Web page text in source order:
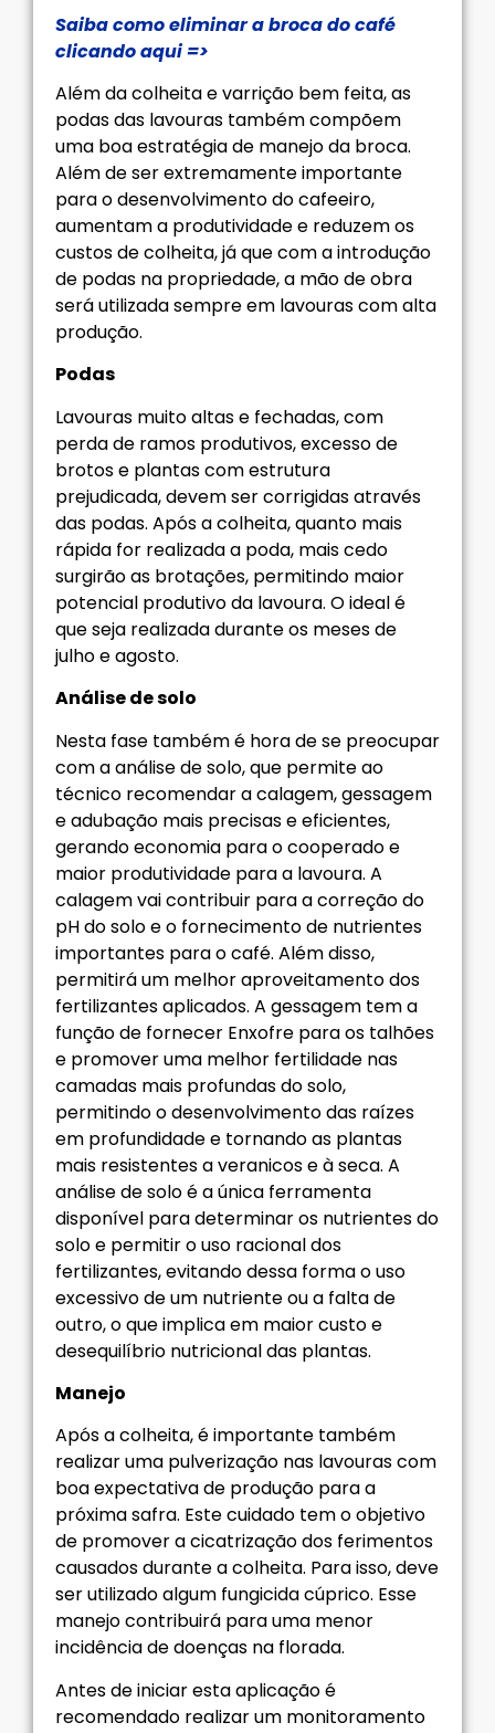
Saiba como eliminar a broca do café
clicando aqui =>
Além da colheita e varrição bem feita, as
podas das lavouras também compõem
uma boa estratégia de manejo da broca.
Além de ser extremamente importante
para o desenvolvimento do cafeeiro,
aumentam a produtividade e reduzem os
custos de colheita, já que com a introdução
de podas na propriedade, a mão de obra
será utilizada sempre em lavouras com alta
produção.
Podas
Lavouras muito altas e fechadas, com
perda de ramos produtivos, excesso de
brotos e plantas com estrutura
prejudicada, devem ser corrigidas através
das podas. Após a colheita, quanto mais
rápida for realizada a poda, mais cedo
surgirão as brotações, permitindo maior
potencial produtivo da lavoura. O ideal é
que seja realizada durante os meses de
julho e agosto.
Análise de solo
Nesta fase também é hora de se preocupar
com a análise de solo, que permite ao
técnico recomendar a calagem, gessagem
e adubação mais precisas e eficientes,
gerando economia para o cooperado e
maior produtividade para a lavoura. A
calagem vai contribuir para a correção do
pH do solo e o fornecimento de nutrientes
importantes para o café. Além disso,
permitirá um melhor aproveitamento dos
fertilizantes aplicados. A gessagem tem a
função de fornecer Enxofre para os talhões
e promover uma melhor fertilidade nas
camadas mais profundas do solo,
permitindo o desenvolvimento das raízes
em profundidade e tornando as plantas
mais resistentes a veranicos e à seca. A
análise de solo é a única ferramenta
disponível para determinar os nutrientes do
solo e permitir o uso racional dos
fertilizantes, evitando dessa forma o uso
excessivo de um nutriente ou a falta de
outro, o que implica em maior custo e
desequilíbrio nutricional das plantas.
Manejo
Após a colheita, é importante também
realizar uma pulverização nas lavouras com
boa expectativa de produção para a
próxima safra. Este cuidado tem o objetivo
de promover a cicatrização dos ferimentos
causados durante a colheita. Para isso, deve
ser utilizado algum fungicida cúprico. Esse
manejo contribuirá para uma menor
incidência de doenças na florada.
Antes de iniciar esta aplicação é
recomendado realizar um monitoramento